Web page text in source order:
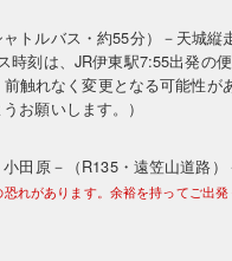
トルバス・約55分）－天城縦
時刻は、JR伊東駅7:55出発の
触れなく変更となる可能性
お願いします。）
田原－（R135・遠笠山道路
れがあります。余裕を持ってご出